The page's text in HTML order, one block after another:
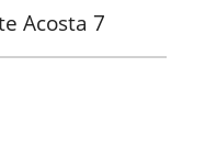
Acosta 7